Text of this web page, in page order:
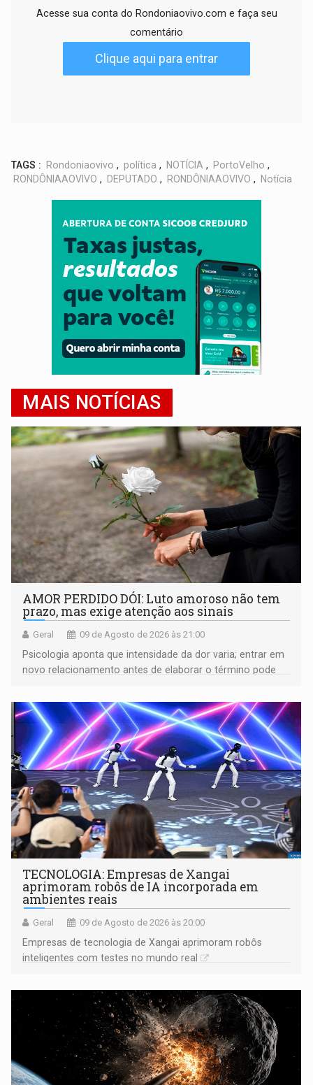
Acesse sua conta do Rondoniaovivo.com e faça seu
comentário
Clique aqui para entrar
TAGS : Rondoniaovivo , política , NOTÍCIA , PortoVelho ,
RONDÔNIAAOVIVO , DEPUTADO , RONDÔNIAAOVIVO , Notícia
MAIS NOTÍCIAS
AMOR PERDIDO DÓI: Luto amoroso não tem
prazo, mas exige atenção aos sinais
Geral 09 de Agosto de 2026 às 21:00
Psicologia aponta que intensidade da dor varia; entrar em
novo relacionamento antes de elaborar o término pode
TECNOLOGIA: Empresas de Xangai
aprimoram robôs de IA incorporada em
ambientes reais
Geral 09 de Agosto de 2026 às 20:00
Empresas de tecnologia de Xangai aprimoram robôs
inteligentes com testes no mundo real